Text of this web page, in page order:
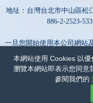
本網站使用 Cookies 以
瀏覽本網站即表示您同意
參閱我們的
地址：台灣台北市中山區松
886-2-2523-
一旦您開始使用本公司網站
權政策蒐集、處理、利用及
為保障您的權益，請點擊詳
台灣積水